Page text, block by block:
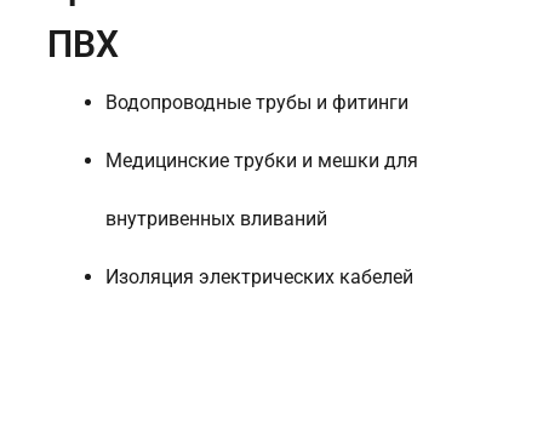
ПВХ
Водопроводные трубы и фитинги
Медицинские трубки и мешки для
внутривенных вливаний
Изоляция электрических кабелей